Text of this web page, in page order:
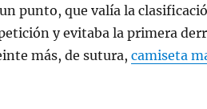
punto, que valía la
y evitaba la primera
más, de sutura,camiseta